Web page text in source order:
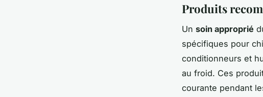
Produits
Un soin approprié
spécifiques pour
conditionneurs et
au froid. Ces
courante pendant